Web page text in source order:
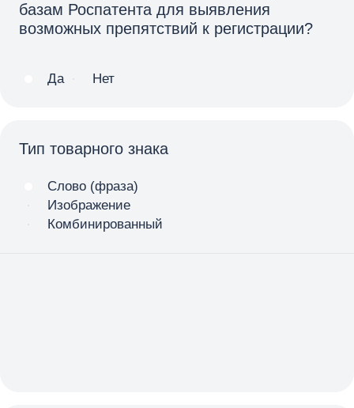
базам Роспатента для выявления
возможных препятствий к регистрации?
Да Нет
Тип товарного знака
Слово (фраза)
Изображение
Комбинированный